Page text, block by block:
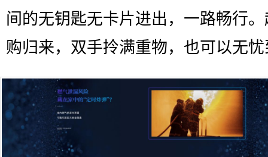
间的无钥匙无卡片进出，一路畅行
购归来，双手拎满重物，也可以无